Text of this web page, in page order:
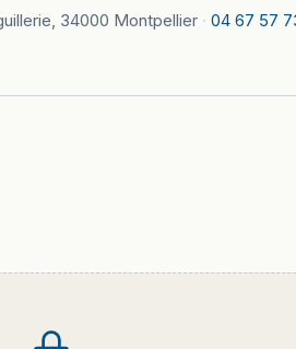
34000 Montpellier · 04 67 57